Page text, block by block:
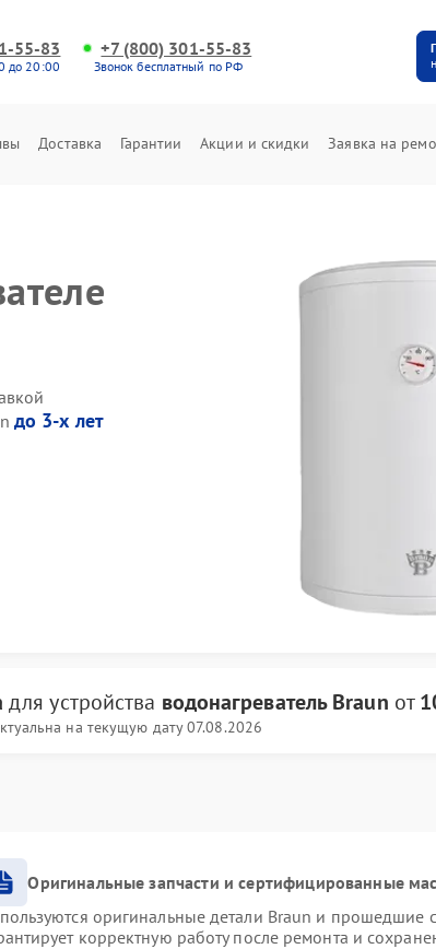
55-83
до 20:00
+7 (800) 301-55-83
Звонок бесплатный по РФ
Доставка Гарантии Акции и скидки Заявка на
до 3-х лет
для устройства водонагреватель Braun от
на текущую дату 07.08.2026
Оригинальные запчасти и сертифицированные
оригинальные детали Braun и прошедшие
корректную работу после ремонта и